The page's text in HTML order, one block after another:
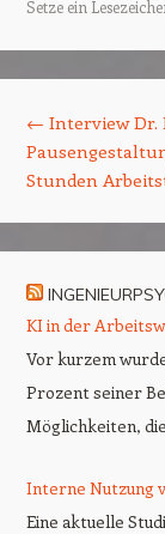
Setze ein
← Interview Dr.
Stunden
KI in der
Vor kurzem
Prozent seiner
Möglichkeiten,
Interne Nutzung
Eine aktuelle